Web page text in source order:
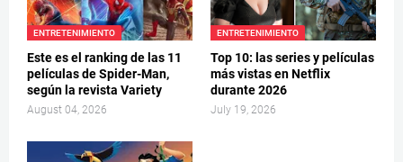
ENTRETENIMIENTO
Este es el ranking de las 11
películas de Spider-Man,
según la revista Variety
August 04, 2026
ENTRETENIMIENTO
Top 10: las series y películas
más vistas en Netflix
durante 2026
July 19, 2026